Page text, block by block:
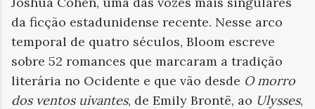
da ficção estadunidense recente. Nesse arco
temporal de quatro séculos, Bloom escreve
sobre 52 romances que marcaram a tradição
literária no Ocidente e que vão desde O morro
dos ventos uivantes, de Emily Brontë, ao Ulysses,